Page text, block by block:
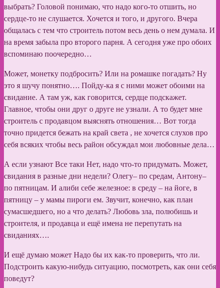
выбрать? Головой понимаю, что надо кого-то отшить, но
сердце-то не слушается. Хочется и того, и другого. Вчера
общалась с тем что строитель потом весь день о нем думала. И
на время забыла про второго парня. А сегодня уже про обоих
вспоминаю поочередно…
Может, монетку подбросить? Или на ромашке погадать? Ну
это я шучу понятно…. Пойду-ка я с ними может обоими на
свидание. А там уж, как говорится, сердце подскажет.
Главное, чтобы они друг о друге не узнали. А то будет мне
строитель с продавцом выяснять отношения… Вот тогда
точно придется бежать на край света , не хочется слухов про
себя всяких чтобы весь район обсуждал мои любовные дела…
А если узнают Все таки Нет, надо что-то придумать. Может,
свидания в разные дни недели? Олегу– по средам, Антону–
по пятницам. И алиби себе железное: в среду – на йоге, в
пятницу – у мамы пироги ем. Звучит, конечно, как план
сумасшедшего, но а что делать? Любовь зла, полюбишь и
строителя, и продавца и ещё имена не перепутать на
свиданиях….
И ещё думаю может Надо бы их как-то проверить, что ли.
Подстроить какую-нибудь ситуацию, посмотреть, как они себя
поведут?